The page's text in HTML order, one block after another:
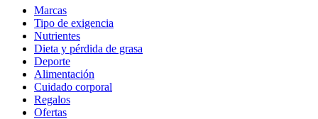
Marcas
Tipo de exigencia
Nutrientes
Dieta y pérdida de grasa
Deporte
Alimentación
Cuidado corporal
Regalos
Ofertas